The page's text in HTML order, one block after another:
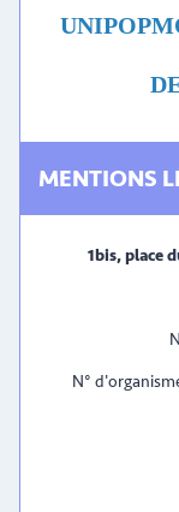
MENTIONS
1bis, place
N°